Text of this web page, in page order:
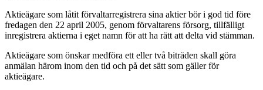
Aktieägare som låtit förvaltarregistrera sina aktier bör i god tid före
fredagen den 22 april 2005, genom förvaltarens försorg, tillfälligt
inregistrera aktierna i eget namn för att ha rätt att delta vid stämman.
Aktieägare som önskar medföra ett eller två biträden skall göra
anmälan härom inom den tid och på det sätt som gäller för
aktieägare.